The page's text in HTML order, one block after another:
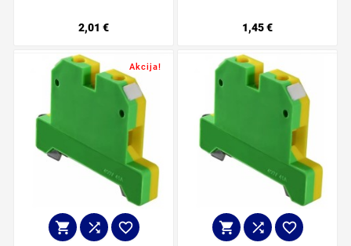
2,01 € 1,45 €
Akcija!
     